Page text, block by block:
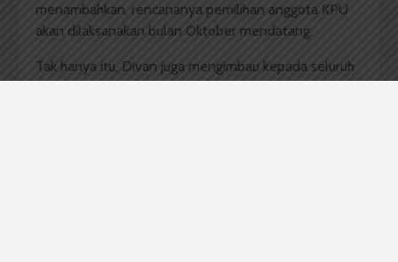
menambahkan, rencananya pemilihan anggota KPU
akan dilaksanakan bulan Oktober mendatang.
Tak hanya itu, Divan juga mengimbau kepada seluruh